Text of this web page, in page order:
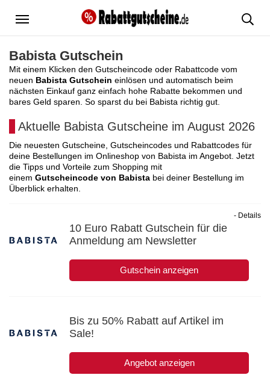
Menü
Babista Gutschein
Mit einem Klicken den Gutscheincode oder Rabattcode vom
neuen Babista Gutschein einlösen und automatisch beim
nächsten Einkauf ganz einfach hohe Rabatte bekommen und
bares Geld sparen. So sparst du bei Babista richtig gut.
Aktuelle Babista Gutscheine im August 2026
Die neuesten Gutscheine, Gutscheincodes und Rabattcodes für
deine Bestellungen im Onlineshop von Babista im Angebot. Jetzt
die Tipps und Vorteile zum Shopping mit
einem Gutscheincode von Babista bei deiner Bestellung im
Überblick erhalten.
10 Euro Rabatt Gutschein für die
Anmeldung am Newsletter
Gutschein anzeigen
- Details
Bis zu 50% Rabatt auf Artikel im
Sale!
Angebot anzeigen